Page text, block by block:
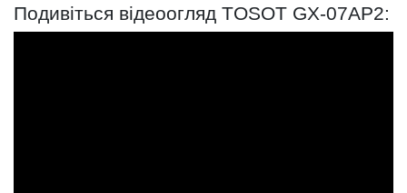
Подивіться відеоогляд TOSOT GX-07AP2: